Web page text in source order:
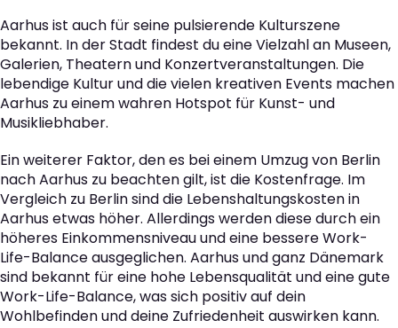
Aarhus ist auch für seine pulsierende Kulturszene
bekannt. In der Stadt findest du eine Vielzahl an Museen,
Galerien, Theatern und Konzertveranstaltungen. Die
lebendige Kultur und die vielen kreativen Events machen
Aarhus zu einem wahren Hotspot für Kunst- und
Musikliebhaber.
Ein weiterer Faktor, den es bei einem Umzug von Berlin
nach Aarhus zu beachten gilt, ist die Kostenfrage. Im
Vergleich zu Berlin sind die Lebenshaltungskosten in
Aarhus etwas höher. Allerdings werden diese durch ein
höheres Einkommensniveau und eine bessere Work-
Life-Balance ausgeglichen. Aarhus und ganz Dänemark
sind bekannt für eine hohe Lebensqualität und eine gute
Work-Life-Balance, was sich positiv auf dein
Wohlbefinden und deine Zufriedenheit auswirken kann.